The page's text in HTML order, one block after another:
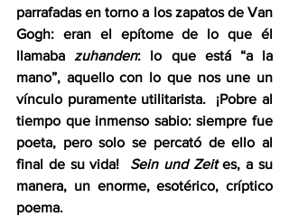
parrafadas en torno a los zapatos de Van
Gogh: eran el epítome de lo que él
llamaba zuhanden: lo que está “a la
mano”, aquello con lo que nos une un
vínculo puramente utilitarista.  ¡Pobre al
tiempo que inmenso sabio: siempre fue
poeta, pero solo se percató de ello al
final de su vida! Sein und Zeit es, a su
manera, un enorme, esotérico, críptico
poema.